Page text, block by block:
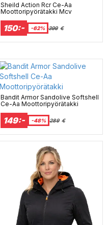
Sheild Action Rcr Ce-Aa
Moottoripyörätakki Mcv
150:- -62% 399 €
Bandit Armor Sandolive Softshell
Ce-Aa Moottoripyörätakki
149:- -48% 289 €